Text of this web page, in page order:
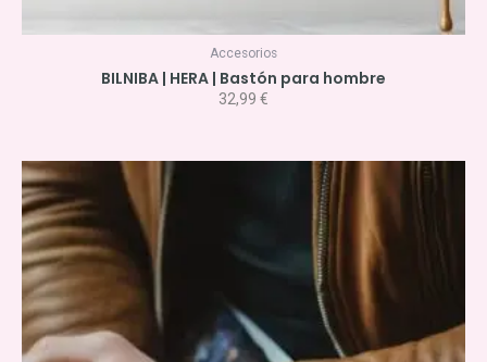
Accesorios
BILNIBA | HERA | Bastón para hombre
32,99 €